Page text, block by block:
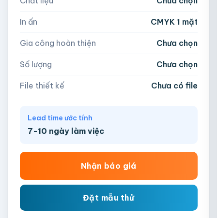
Hoặc nhập số lượng:
− + hộp
AI, PDF, EPS, PSD, PNG, JPG (tối đa 50MB)
In ấn CMYK 1 mặt
Gia công hoàn thiện Chưa chọn
Số lượng Chưa chọn
File thiết kế Chưa có file
Lead time ước tính
7-10 ngày làm việc
Nhận báo giá
Đặt mẫu thử